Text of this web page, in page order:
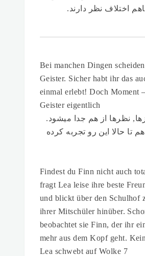
اختلاف نظر دارند.
Bei manchen Dingen
Geister. Sicher habt ihr das
einmal erlebt! Doch Moment
Geister eigentlich
نظرها از هم جدا میشود.
تا حالا این رو تجربه کرده
“Findest du Finn nicht auch
fragt Lea leise ihre beste
und blickt über den Schulhof
ihrer Mitschüler hinüber.
beobachtet sie Finn, der ihr
mehr aus dem Kopf geht.
Lea schwebt auf Wolke 7